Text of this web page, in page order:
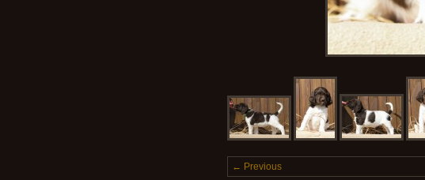
← Previous